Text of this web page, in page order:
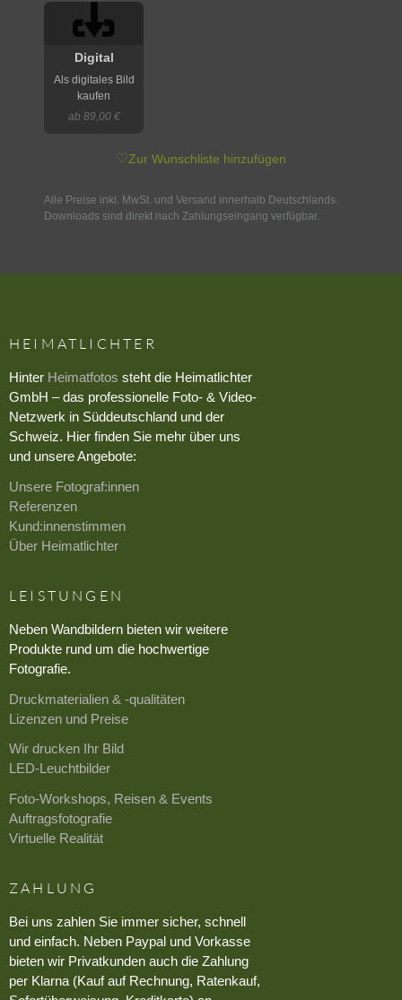
Digital
Als digitales Bild
kaufen
ab 89,00 €
♡Zur Wunschliste hinzufügen
Alle Preise inkl. MwSt. und Versand innerhalb Deutschlands.
Downloads sind direkt nach Zahlungseingang verfügbar.
HEIMATLICHTER
Hinter Heimatfotos steht die Heimatlichter
GmbH – das professionelle Foto- & Video-
Netzwerk in Süddeutschland und der
Schweiz. Hier finden Sie mehr über uns
und unsere Angebote:
Unsere Fotograf:innen
Referenzen
Kund:innenstimmen
Über Heimatlichter
LEISTUNGEN
Neben Wandbildern bieten wir weitere
Produkte rund um die hochwertige
Fotografie.
Druckmaterialien & -qualitäten
Lizenzen und Preise
Wir drucken Ihr Bild
LED-Leuchtbilder
Foto-Workshops, Reisen & Events
Auftragsfotografie
Virtuelle Realität
ZAHLUNG
Bei uns zahlen Sie immer sicher, schnell
und einfach. Neben Paypal und Vorkasse
bieten wir Privatkunden auch die Zahlung
per Klarna (Kauf auf Rechnung, Ratenkauf,